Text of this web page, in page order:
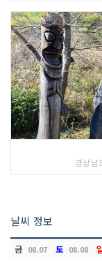
경상
날씨 정보
금 08.07 토 08.08